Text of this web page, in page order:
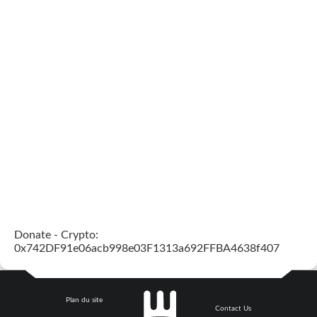
Donate - Crypto:
0x742DF91e06acb998e03F1313a692FFBA4638f407
Plan du site
Contact Us